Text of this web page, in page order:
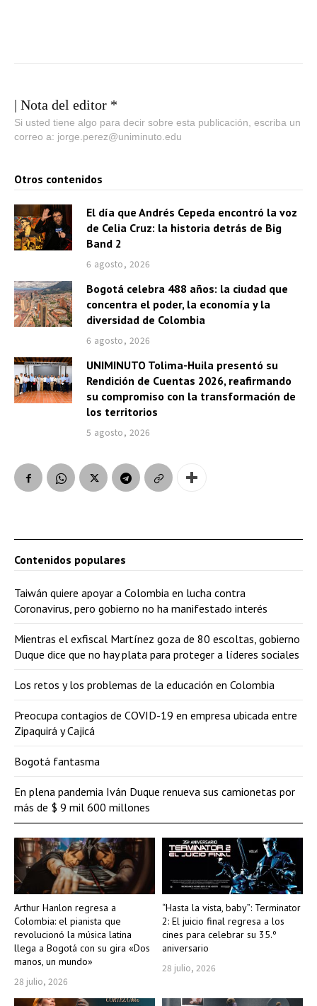
| Nota del editor *
Si usted tiene algo para decir sobre esta publicación, escriba un
correo a: jorge.perez@uniminuto.edu
Otros contenidos
El día que Andrés Cepeda encontró la voz
de Celia Cruz: la historia detrás de Big
Band 2
6 agosto, 2026
Bogotá celebra 488 años: la ciudad que
concentra el poder, la economía y la
diversidad de Colombia
6 agosto, 2026
UNIMINUTO Tolima-Huila presentó su
Rendición de Cuentas 2026, reafirmando
su compromiso con la transformación de
los territorios
5 agosto, 2026
Arthur Hanlon regresa a
Colombia: el pianista que
revolucionó la música latina
llega a Bogotá con su gira «Dos
manos, un mundo»
28 julio, 2026
“Hasta la vista, baby”: Terminator
2: El juicio final regresa a los
cines para celebrar su 35.º
aniversario
28 julio, 2026
Contenidos populares
Taiwán quiere apoyar a Colombia en lucha contra
Coronavirus, pero gobierno no ha manifestado interés
Mientras el exfiscal Martínez goza de 80 escoltas, gobierno
Duque dice que no hay plata para proteger a líderes sociales
Los retos y los problemas de la educación en Colombia
Preocupa contagios de COVID-19 en empresa ubicada entre
Zipaquirá y Cajicá
Bogotá fantasma
En plena pandemia Iván Duque renueva sus camionetas por
más de $ 9 mil 600 millones